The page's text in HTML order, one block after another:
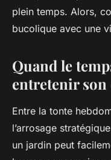
plein temps. Alors,
bucolique avec une
Quand le
entretenir
Entre la tonte
l’arrosage
un jardin peut